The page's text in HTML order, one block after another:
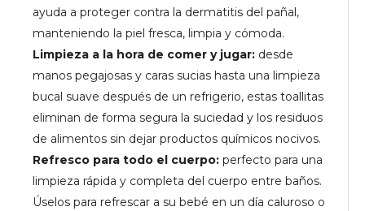
ayuda a proteger contra la dermatitis del pañal,
manteniendo la piel fresca, limpia y cómoda.
Limpieza a la hora de comer y jugar: desde
manos pegajosas y caras sucias hasta una limpieza
bucal suave después de un refrigerio, estas toallitas
eliminan de forma segura la suciedad y los residuos
de alimentos sin dejar productos químicos nocivos.
Refresco para todo el cuerpo: perfecto para una
limpieza rápida y completa del cuerpo entre baños.
Úselos para refrescar a su bebé en un día caluroso o